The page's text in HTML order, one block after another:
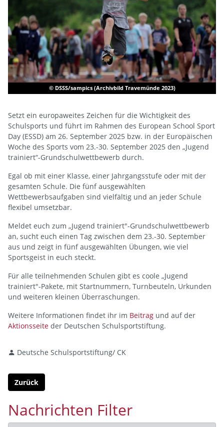
© DSSS/sampics (Archivbild Travemünde 2023)
Setzt ein europaweites Zeichen für die Wichtigkeit des
Schulsports und führt im Rahmen des European School Sport
Day (ESSD) am 26. September 2025 bzw. in der Europäischen
Woche des Sports vom 23.-30. September 2025 den „Jugend
trainiert“-Grundschulwettbewerb durch.
Egal ob mit einer Klasse, einer Jahrgangsstufe oder mit der
gesamten Schule. Die fünf ausgewählten
Wettbewerbsaufgaben sind vielfältig und an jeder Schule
flexibel umsetzbar.
Meldet euch zum „Jugend trainiert"-Grundschulwettbewerb
an, sucht euch einen Tag zwischen dem 23.-30. September
aus und zeigt in fünf ausgewählten Übungen, wie viel
Sportsgeist in euch steckt.
Für alle teilnehmenden Schulen gibt es coole „Jugend
trainiert"-Pakete, mit Startnummern, Turnbeuteln, Urkunden
und weiteren kleinen Überraschungen.
Weitere Informationen findet ihr im Beitrag und auf der
Aktionsseite der Deutschen Schulsportstiftung.
Deutsche Schulsportstiftung/ CK
Zurück
Nachrichten Filter